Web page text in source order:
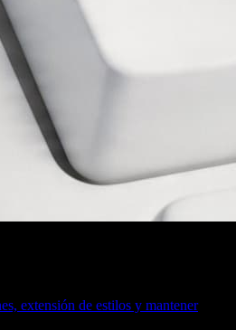
extensión de estilos y mantener